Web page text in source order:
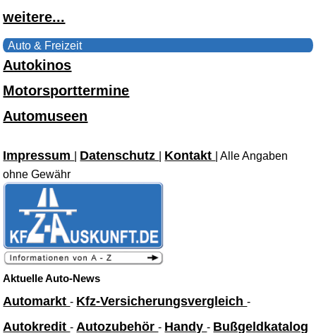
weitere...
Auto & Freizeit
Autokinos
Motorsporttermine
Automuseen
Impressum Datenschutz Kontakt
| Alle Angaben
ohne Gewähr
Aktuelle Auto-News
Automarkt- Kfz-Versicherungsvergleich-
Autokredit- Autozubehör- Handy- Bußgeldkatalog